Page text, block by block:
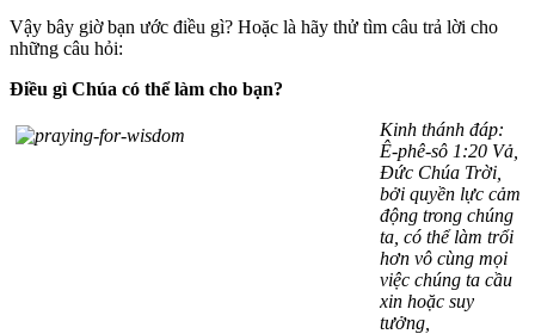
Vậy bây giờ bạn ước điều gì? Hoặc là hãy thử tìm câu trả lời cho
những câu hỏi:
Điều gì Chúa có thể làm cho bạn?
Kinh thánh đáp:
Ê-phê-sô 1:20 Vả,
Ðức Chúa Trời,
bởi quyền lực cảm
động trong chúng
ta, có thể làm trổi
hơn vô cùng mọi
việc chúng ta cầu
xin hoặc suy
tưởng,